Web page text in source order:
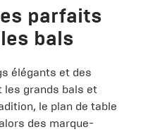
parfaits
bals
élégants et des
les grands bals et
le plan de table
des marque-